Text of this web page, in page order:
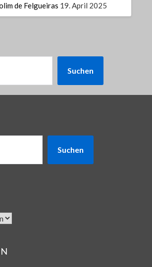
de Felgueiras 19. April 2025
Suchen
Suchen